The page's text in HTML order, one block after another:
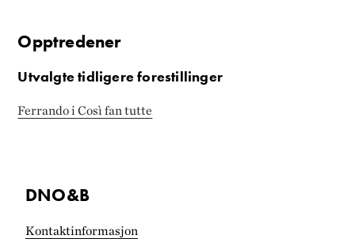
Opptredener
Utvalgte tidligere forestillinger
Ferrando i Così fan tutte
DNO&B
Kontaktinformasjon